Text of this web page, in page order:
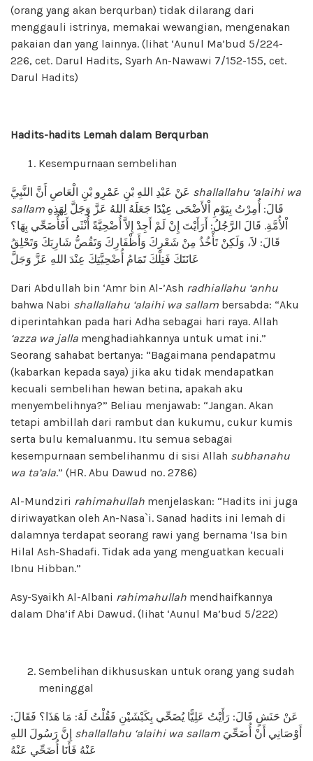
(orang yang akan berqurban) tidak dilarang dari
menggauli istrinya, memakai wewangian, mengenakan
pakaian dan yang lainnya. (lihat ‘Aunul Ma’bud 5/224-
226, cet. Darul Hadits, Syarh An-Nawawi 7/152-155, cet.
Darul Hadits)
Hadits-hadits Lemah dalam Berqurban
Kesempurnaan sembelihan
shallallahu ‘alaihi wa
sallam
اْلأُمَّةِ. قَالَ الرَّجُلُ: أَرَأَيْتَ إِنْ لَمْ أَجِدْ إِلاَّ أُضْحِيَّةً أُنْثَى أَفَأُضَحِّي بِهَا؟
قَالَ: لاَ، وَلَكِنْ تَأْخُذُ مِنْ شَعْرِكَ وَأَظْفَارِكَ وَتَقُصُّ شَارِبَكَ وَتَحْلِقُ
عَانَتَكَ فَتِلْكَ تَمَامُ أُضْحِيَّتِكَ عِنْدَ اللهِ عَزَّ وَجَلَّ
Dari Abdullah bin ‘Amr bin Al-’Ash radhiallahu ‘anhu
bahwa Nabi shallallahu ‘alaihi wa sallam bersabda: “Aku
diperintahkan pada hari Adha sebagai hari raya. Allah
‘azza wa jalla menghadiahkannya untuk umat ini.”
Seorang sahabat bertanya: “Bagaimana pendapatmu
(kabarkan kepada saya) jika aku tidak mendapatkan
kecuali sembelihan hewan betina, apakah aku
menyembelihnya?” Beliau menjawab: “Jangan. Akan
tetapi ambillah dari rambut dan kukumu, cukur kumis
serta bulu kemaluanmu. Itu semua sebagai
kesempurnaan sembelihanmu di sisi Allah subhanahu
wa ta’ala.” (HR. Abu Dawud no. 2786)
Al-Mundziri rahimahullah menjelaskan: “Hadits ini juga
diriwayatkan oleh An-Nasa`i. Sanad hadits ini lemah di
dalamnya terdapat seorang rawi yang bernama ‘Isa bin
Hilal Ash-Shadafi. Tidak ada yang menguatkan kecuali
Ibnu Hibban.”
Asy-Syaikh Al-Albani rahimahullah mendhaifkannya
dalam Dha’if Abi Dawud. (lihat ‘Aunul Ma’bud 5/222)
Sembelihan dikhususkan untuk orang yang sudah
meninggal
عَنْ حَنَشٍ قَالَ: رَأَيْتُ عَلِيًّا يُضَحِّي بِكَبْشَيْنِ فَقُلْتُ لَهُ: مَا هَذَا؟ فَقَالَ:
shallallahu ‘alaihi wa sallam
عَنْهُ فَأَنَا أُضَحِّي عَنْهُ